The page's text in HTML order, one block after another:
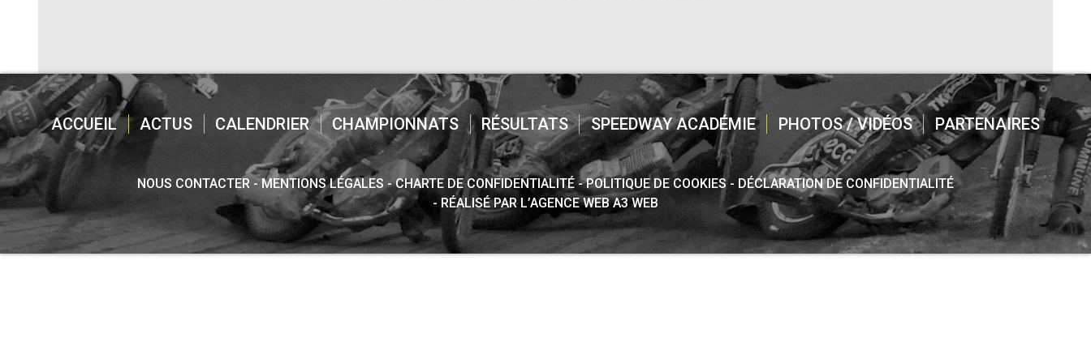
ACCUEIL ACTUS CALENDRIER CHAMPIONNATS RÉSULTATS SPEEDWAY ACADÉMIE PHOTOS / VIDÉOS PARTENAIRES
NOUS CONTACTER MENTIONS LÉGALES CHARTE DE CONFIDENTIALITÉ POLITIQUE DE COOKIES
DÉCLARATION DE CONFIDENTIALITÉ
RÉALISÉ PAR L’AGENCE WEB A3 WEB